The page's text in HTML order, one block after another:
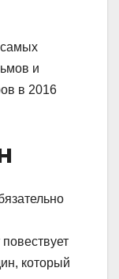
и
в 2016
который